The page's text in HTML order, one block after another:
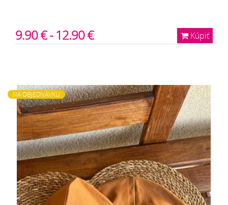
Kúpiť
9.90 € - 12.90 €
NA OBJEDNÁVKU